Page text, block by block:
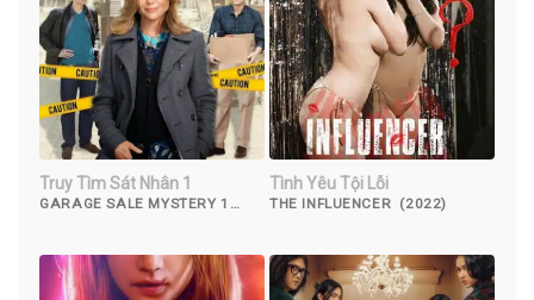
Truy Tìm Sát Nhân 1
GARAGE SALE MYSTERY 1
Tình Yêu Tội Lỗi
THE INFLUENCER (2022)